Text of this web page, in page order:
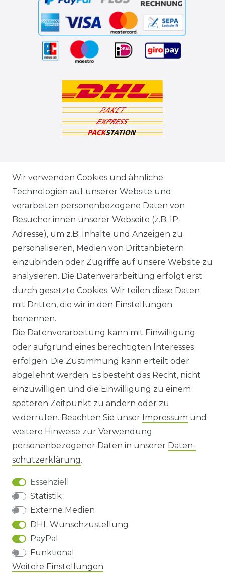
VERSANDARTEN & -KOSTEN
GEWERBETREIBENDE?
HILFE
KONTAKT
ANFAHRT
WIDERRUFS­FORMULAR
HINWEISE ZUR BATTERIEENTSORGUNG
IMPRESSUM
AGB UND KUNDENINFORMATIONEN
DATENSCHUTZERKLÄRUNG
BARRIEREFREIHEIT
Impressum Daten­schutz­erklärung
Barrierefreiheitserklärung
Wir verwenden Cookies und ähnliche
Technologien auf unserer Website und
verarbeiten personenbezogene Daten von
Besucher:innen unserer Webseite (z.B. IP-
Adresse), um z.B. Inhalte und Anzeigen zu
personalisieren, Medien von Drittanbietern
einzubinden oder Zugriffe auf unsere Website zu
analysieren. Die Datenverarbeitung erfolgt erst
durch gesetzte Cookies. Wir teilen diese Daten
mit Dritten, die wir in den Einstellungen
benennen.
Die Datenverarbeitung kann mit Einwilligung
oder aufgrund eines berechtigten Interesses
erfolgen. Die Zustimmung kann erteilt oder
abgelehnt werden. Es besteht das Recht, nicht
einzuwilligen und die Einwilligung zu einem
späteren Zeitpunkt zu ändern oder zu
widerrufen. Beachten Sie unser Impressum und
weitere Hinweise zur Verwendung
personenbezogener Daten in unserer Daten­
schutz­erklärung.
Essenziell
Statistik
Externe Medien
DHL Wunschzustellung
PayPal
Funktional
Weitere Einstellungen